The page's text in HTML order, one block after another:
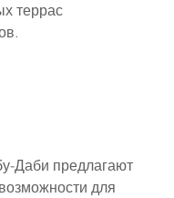
террас
Даби предлагают
для